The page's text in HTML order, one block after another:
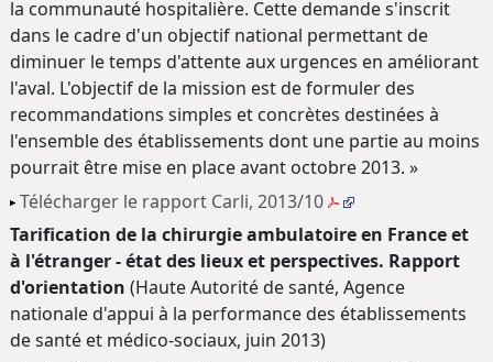
la communauté hospitalière. Cette demande s'inscrit
dans le cadre d'un objectif national permettant de
diminuer le temps d'attente aux urgences en améliorant
l'aval. L'objectif de la mission est de formuler des
recommandations simples et concrètes destinées à
l'ensemble des établissements dont une partie au moins
pourrait être mise en place avant octobre 2013. »
Télécharger le rapport Carli, 2013/10
Tarification de la chirurgie ambulatoire en France et
à l'étranger - état des lieux et perspectives. Rapport
d'orientation (Haute Autorité de santé, Agence
nationale d'appui à la performance des établissements
de santé et médico-sociaux, juin 2013)